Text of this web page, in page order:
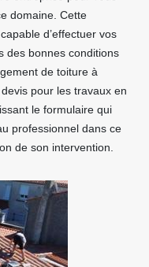
domaine. Cette
d’effectuer vos
des bonnes conditions
de toiture à
pour les travaux en
le formulaire qui
professionnel dans ce
de son intervention.